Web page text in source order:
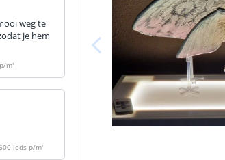
weg te
je hem
m'
leds p/m'